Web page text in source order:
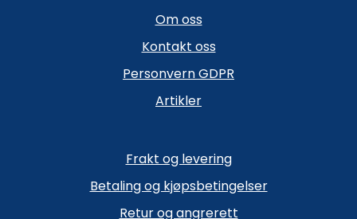
Om oss
Kontakt oss
Personvern GDPR
Artikler
Frakt og levering
Betaling og kjøpsbetingelser
Retur og angrerett